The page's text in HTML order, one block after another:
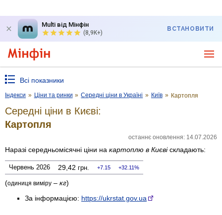
Multi від Мінфін
(8,9K+)
ВСТАНОВИТИ
Всі показники
Індекси » Ціни та ринки » Середні ціни в Україні » Київ » Картопля
Середні ціни в Києві:
Картопля
останнє оновлення: 14.07.2026
Наразі середньомісячні ціни на картоплю в Києвіскладають:
Червень 2026 29,42 грн. 7.15 32.11%
(одиниця виміру – кг)
За інформацією: https://ukrstat.gov.ua